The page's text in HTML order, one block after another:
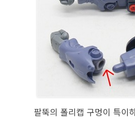
팔뚝의 폴리캡 구멍이 특이